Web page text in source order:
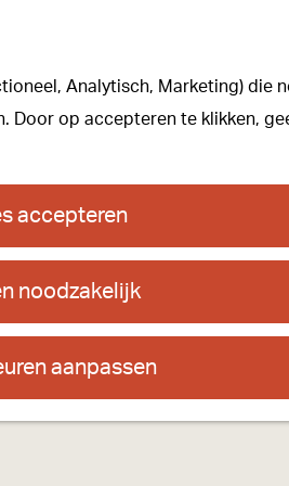
Analytisch, Marketing) die
op accepteren te klikken,
accepteren
noodzakelijk
aanpassen
gastvrij &